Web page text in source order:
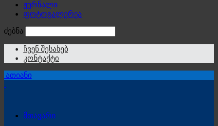
ჟურნალი
ფოტოგალერეა
ძებნა
ჩვენ შესახებ
კონტაქტი
ათიანი
მთავარი